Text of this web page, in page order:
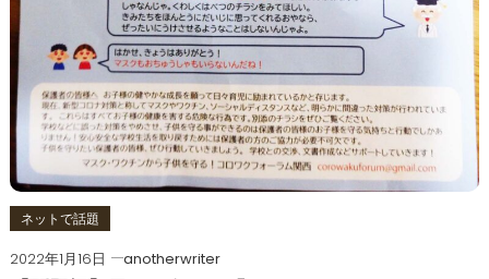
ネットで話題
2022年1月16日
anotherwriter